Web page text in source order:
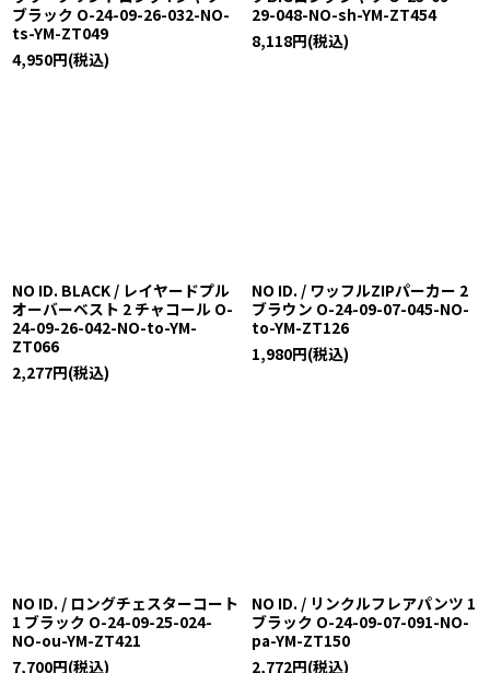
ブラック O-24-09-26-032-NO-
ts-YM-ZT049
4,950円(税込)
29-048-NO-sh-YM-ZT454
8,118円(税込)
NO ID. BLACK / レイヤードプル
オーバーベスト 2 チャコール O-
24-09-26-042-NO-to-YM-
ZT066
2,277円(税込)
NO ID. / ワッフルZIPパーカー 2
ブラウン O-24-09-07-045-NO-
to-YM-ZT126
1,980円(税込)
NO ID. / ロングチェスターコート
1 ブラック O-24-09-25-024-
NO-ou-YM-ZT421
7,700円(税込)
NO ID. / リンクルフレアパンツ 1
ブラック O-24-09-07-091-NO-
pa-YM-ZT150
2,772円(税込)